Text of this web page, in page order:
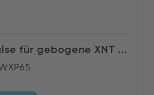
für gebogene XNT ...